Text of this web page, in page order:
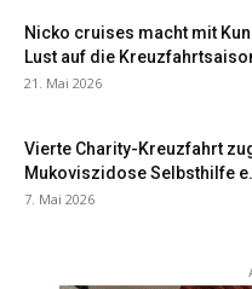
Nicko cruises macht mit
Lust auf die
21. Mai 2026
Vierte Charity-Kreuzfahrt
Mukoviszidose Selbsthilfe e.
7. Mai 2026